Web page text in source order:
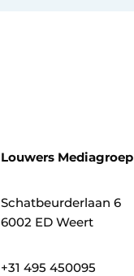
Louwers Mediagroep
Schatbeurderlaan 6
6002 ED Weert
+31 495 450095